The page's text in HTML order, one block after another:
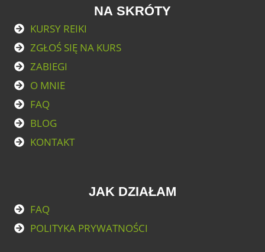
NA SKRÓTY
KURSY REIKI
ZGŁOŚ SIĘ NA KURS
ZABIEGI
O MNIE
FAQ
BLOG
KONTAKT
JAK DZIAŁAM
FAQ
POLITYKA PRYWATNOŚCI